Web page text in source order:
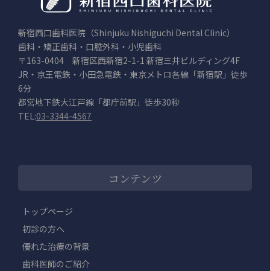
新宿西口歯科医院（Shinjuku Nishiguchi Dental Clinic）
歯科・矯正歯科・口腔外科・小児歯科
〒163-0404 新宿区西新宿2-1-1 新宿三井ビルディング4F
JR・京王電鉄・小田急電鉄・東京メトロ各線「新宿駅」徒歩
6分
都営地下鉄大江戸線「都庁前駅」徒歩30秒
TEL:03-3344-4567
コンテンツ
トップページ
初診の方へ
優れた治療の背景
歯科医師のご紹介